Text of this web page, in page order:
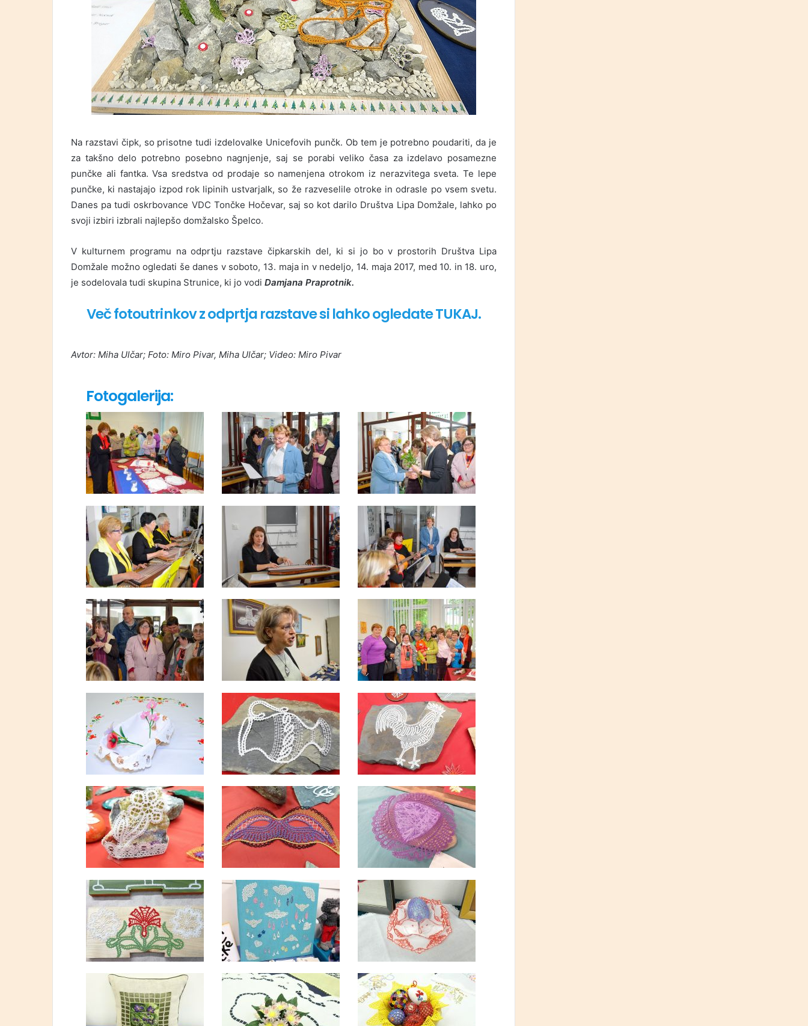
Na razstavi čipk, so prisotne tudi izdelovalke Unicefovih punčk. Ob tem je potrebno poudariti, da je
za takšno delo potrebno posebno nagnjenje, saj se porabi veliko časa za izdelavo posamezne
punčke ali fantka. Vsa sredstva od prodaje so namenjena otrokom iz nerazvitega sveta. Te lepe
punčke, ki nastajajo izpod rok lipinih ustvarjalk, so že razveselile otroke in odrasle po vsem svetu.
Danes pa tudi oskrbovance VDC Tončke Hočevar, saj so kot darilo Društva Lipa Domžale, lahko po
svoji izbiri izbrali najlepšo domžalsko Špelco.
V kulturnem programu na odprtju razstave čipkarskih del, ki si jo bo v prostorih Društva Lipa
Domžale možno ogledati še danes v soboto, 13. maja in v nedeljo, 14. maja 2017, med 10. in 18. uro,
je sodelovala tudi skupina Strunice, ki jo vodi Damjana Praprotnik.
Več fotoutrinkov z odprtja razstave si lahko ogledate TUKAJ.
Avtor: Miha Ulčar; Foto: Miro Pivar, Miha Ulčar; Video: Miro Pivar
Fotogalerija: